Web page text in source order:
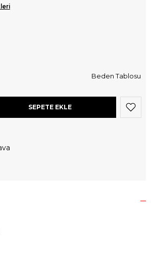
Beden Tablosu